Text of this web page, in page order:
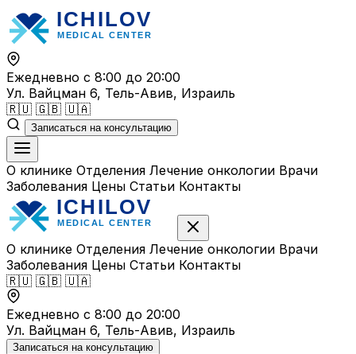
Перейти
к
содержимому
Ежедневно с 8:00 до 20:00
Ул. Вайцман 6, Тель-Авив, Израиль
🇷🇺 🇬🇧 🇺🇦
Записаться на консультацию
О клинике Отделения Лечение онкологии Врачи
Заболевания Цены Статьи Контакты
О клинике Отделения Лечение онкологии Врачи
Заболевания Цены Статьи Контакты
🇷🇺 🇬🇧 🇺🇦
Ежедневно с 8:00 до 20:00
Ул. Вайцман 6, Тель-Авив, Израиль
Записаться на консультацию